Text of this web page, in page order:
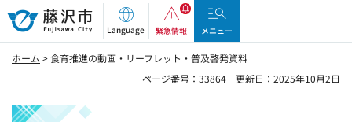
藤沢市
Language 緊急情報 メニュー
ホーム > 食育推進の動画・リーフレット・普及啓発資料
ページ番号：33864
更新日：2025年10月2日